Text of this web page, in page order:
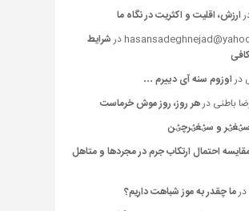
ارزش، اقلیت و اکثریت در نگاه ما
درشرایط
دراوزوم سنه آی دییرم …
باطنی درهر روز، روز موش خرماست
سؽغؽر و سؽغؽرچؽن
احتمال ارتکاب جرم در مجردها و متاهل
درما چقدر به موز شباهت داریم؟